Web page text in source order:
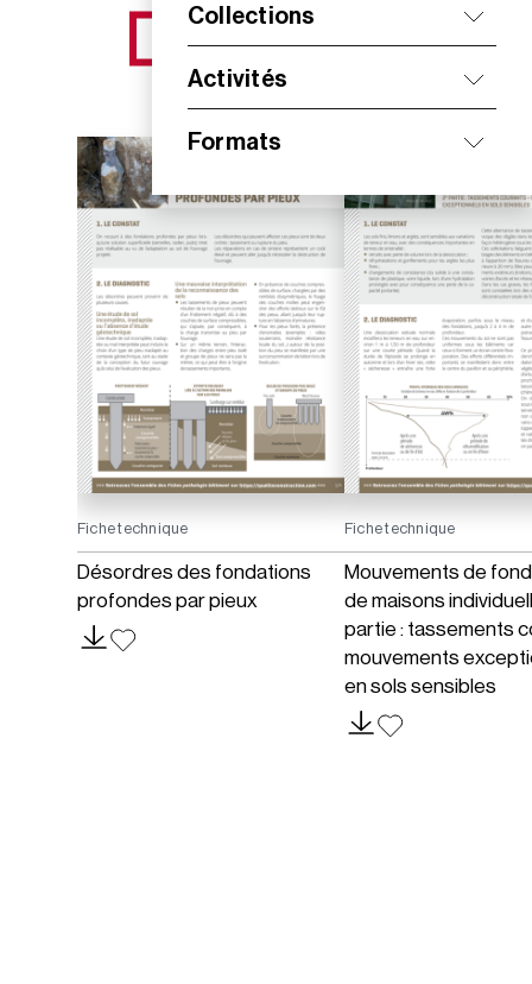
Collections
Activités
Formats
NOS NOUVEAUTÉS
Fiche technique
Désordres des fondations
profondes par pieux
Fiche technique
Mouvements de
de maisons
partie : tassements
mouvements
en sols sensibles